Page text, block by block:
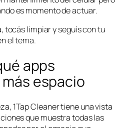
es momento de actuar.
tocás limpiar y seguís con tu
el tema.
apps
espacio
1Tap Cleaner tiene una vista
que muestra todas las